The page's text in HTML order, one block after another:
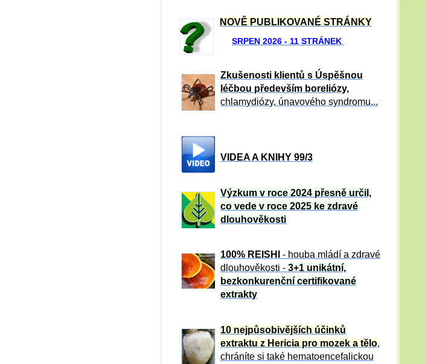
NOVĚ PUBLIKOVANÉ STRÁNKY
SRPEN 2026 - 11 STRÁNEK
Zkušenosti klientů s Úspěšnou
léčbou především boreliózy,
chlamydiózy, únavového syndromu...
VIDEA A KNIHY 99/3
Výzkum v roce 2024 přesně určil,
co vede v roce 2025 ke zdravé
dlouhověkosti
100% REISHI
- houba mládí a zdravé
dlouhověkosti - 3+1 unikátní,
bezkonkurenční certifikované
extrakty
10 nejpůsobivějších účinků
extraktu z Hericia pro mozek a tělo,
chráníte si také hematoencefalickou